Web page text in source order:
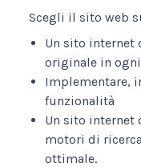
Scegli il sito web
Un sito internet
originale in
Implementare,
funzionalità
Un sito internet
motori di
ottimale.